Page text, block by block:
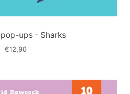
ups - Sharks
€12,90